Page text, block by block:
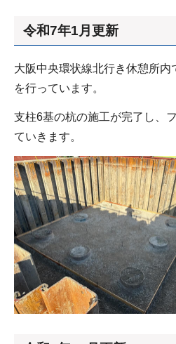
令和7年1月更新
大阪中央環状線北行き休憩所内
を行っています。
支柱6基の杭の施工が完了し、
ていきます。